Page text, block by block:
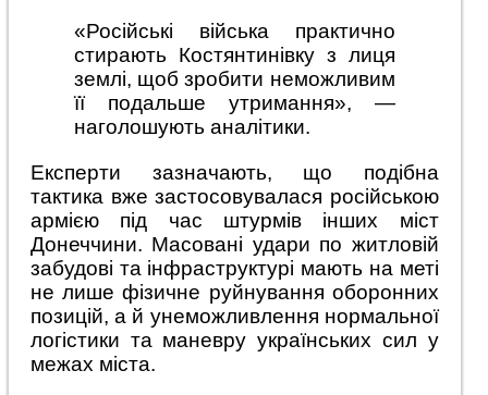
«Російські війська практично
стирають Костянтинівку з лиця
землі, щоб зробити неможливим
її подальше утримання», —
наголошують аналітики.
Експерти зазначають, що подібна
тактика вже застосовувалася російською
армією під час штурмів інших міст
Донеччини. Масовані удари по житловій
забудові та інфраструктурі мають на меті
не лише фізичне руйнування оборонних
позицій, а й унеможливлення нормальної
логістики та маневру українських сил у
межах міста.